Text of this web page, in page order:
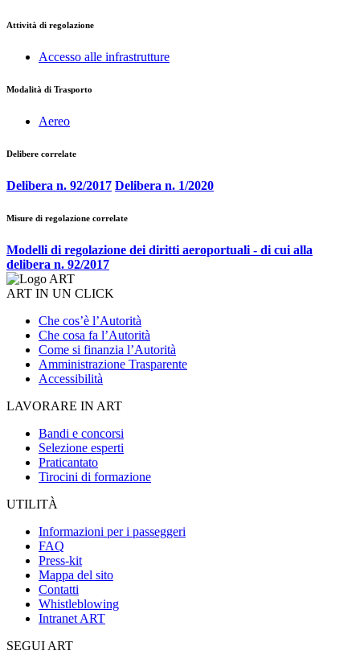
Attività di regolazione
Accesso alle infrastrutture
Modalità di Trasporto
Aereo
Delibere correlate
Delibera n. 92/2017 Delibera n. 1/2020
Misure di regolazione correlate
Modelli di regolazione dei diritti aeroportuali - di cui alla
delibera n. 92/2017
ART IN UN CLICK
Che cos’è l’Autorità
Che cosa fa l’Autorità
Come si finanzia l’Autorità
Amministrazione Trasparente
Accessibilità
LAVORARE IN ART
Bandi e concorsi
Selezione esperti
Praticantato
Tirocini di formazione
UTILITÀ
Informazioni per i passeggeri
FAQ
Press-kit
Mappa del sito
Contatti
Whistleblowing
Intranet ART
SEGUI ART